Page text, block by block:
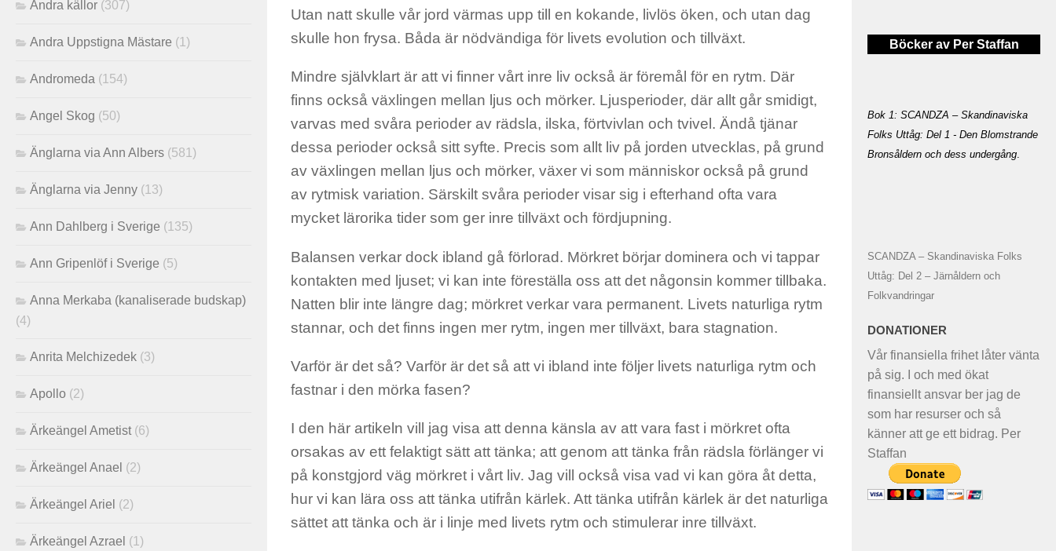
Utan natt skulle vår jord värmas upp till en kokande, livlös öken, och utan dag
skulle hon frysa. Båda är nödvändiga för livets evolution och tillväxt.
Mindre självklart är att vi finner vårt inre liv också är föremål för en rytm. Där
finns också växlingen mellan ljus och mörker. Ljusperioder, där allt går smidigt,
varvas med svåra perioder av rädsla, ilska, förtvivlan och tvivel. Ändå tjänar
dessa perioder också sitt syfte. Precis som allt liv på jorden utvecklas, på grund
av växlingen mellan ljus och mörker, växer vi som människor också på grund
av rytmisk variation. Särskilt svåra perioder visar sig i efterhand ofta vara
mycket lärorika tider som ger inre tillväxt och fördjupning.
Balansen verkar dock ibland gå förlorad. Mörkret börjar dominera och vi tappar
kontakten med ljuset; vi kan inte föreställa oss att det någonsin kommer tillbaka.
Natten blir inte längre dag; mörkret verkar vara permanent. Livets naturliga rytm
stannar, och det finns ingen mer rytm, ingen mer tillväxt, bara stagnation.
Varför är det så? Varför är det så att vi ibland inte följer livets naturliga rytm och
fastnar i den mörka fasen?
I den här artikeln vill jag visa att denna känsla av att vara fast i mörkret ofta
orsakas av ett felaktigt sätt att tänka; att genom att tänka från rädsla förlänger vi
på konstgjord väg mörkret i vårt liv. Jag vill också visa vad vi kan göra åt detta,
hur vi kan lära oss att tänka utifrån kärlek. Att tänka utifrån kärlek är det naturliga
sättet att tänka och är i linje med livets rytm och stimulerar inre tillväxt.
Andra källor (307)
Andra Uppstigna Mästare (1)
Andromeda (154)
Angel Skog (50)
Änglarna via Ann Albers (581)
Änglarna via Jenny (13)
Ann Dahlberg i Sverige (135)
Ann Gripenlöf i Sverige (5)
Anna Merkaba (kanaliserade budskap)
(4)
Anrita Melchizedek (3)
Apollo (2)
Ärkeängel Ametist (6)
Ärkeängel Anael (2)
Ärkeängel Ariel (2)
Ärkeängel Azrael (1)
Böcker av Per Staffan
Bok 1: SCANDZA – Skandinaviska
Folks Uttåg: Del 1 - Den Blomstrande
Bronsåldern och dess undergång.
SCANDZA – Skandinaviska Folks
Uttåg: Del 2 – Järnåldern och
Folkvandringar
DONATIONER
Vår finansiella frihet låter vänta
på sig. I och med ökat
finansiellt ansvar ber jag de
som har resurser och så
känner att ge ett bidrag. Per
Staffan